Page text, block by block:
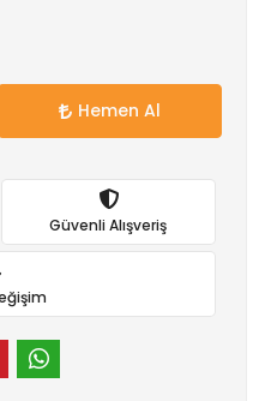
Hemen Al
Güvenli Alışveriş